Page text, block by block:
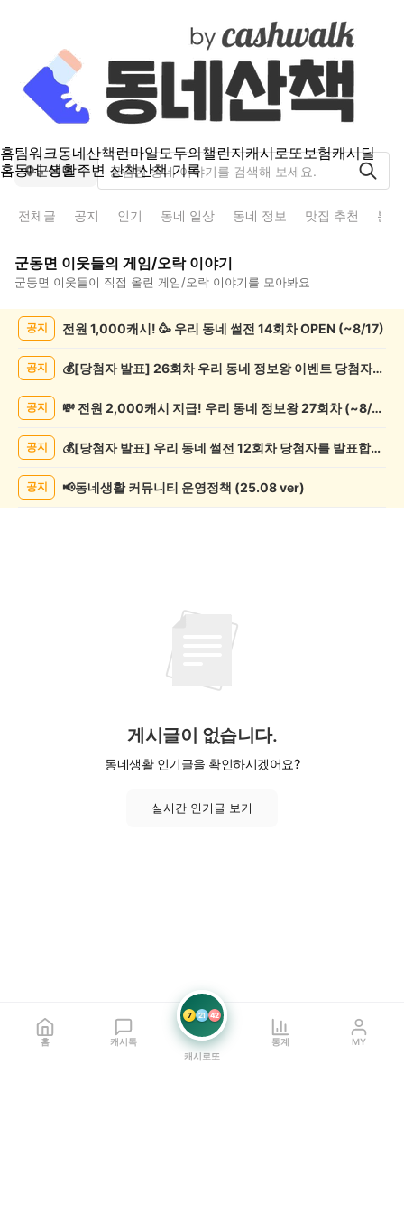
홈팀워크동네산책런마일모두의챌린지캐시로또보험캐시딜
홈동네 생활주변 산책산책 기록
군동면
전체글 공지 인기 동네 일상 동네 정보 맛집 추천 분
군동면 이웃들의 게임/오락이야기
군동면 이웃들이 직접 올린 게임/오락 이야기를 모아봐요
록
공지 전원 1,000캐시! 🥳 우리 동네 썰전 14회차 OPEN (~8/17)
공지 💰[당첨자 발표] 26회차 우리 동네 정보왕 이벤트 당첨자를 발표합니다!
공지 💸 전원 2,000캐시 지급! 우리 동네 정보왕 27회차 (~8/10)
공지 💰[당첨자 발표] 우리 동네 썰전 12회차 당첨자를 발표합니다!
공지 📢동네생활 커뮤니티 운영정책 (25.08 ver)
게시글이 없습니다.
동네생활 인기글을 확인하시겠어요?
실시간 인기글 보기
홈 캐시톡
7 21 42
캐시로또
통계 MY